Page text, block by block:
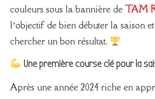
couleurs sous la bannière de TAM
l’objectif de bien débuter la saison
chercher un bon résultat.
Une première course clé pour la
Après une année 2024 riche en